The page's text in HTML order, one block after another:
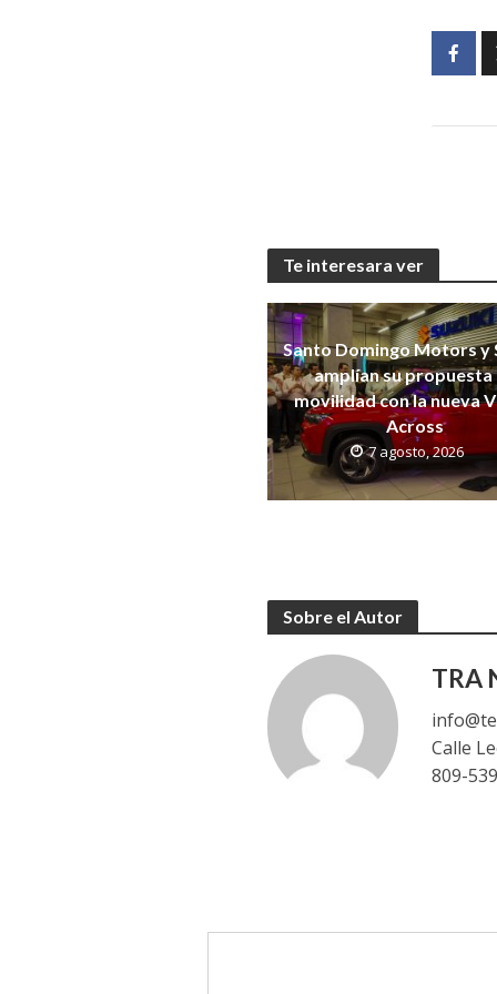
Te interesara ver
Santo Domingo Motors y
amplían su propuesta
movilidad con la nueva
Across
7 agosto, 2026
Sobre el Autor
TRA
Calle
809-